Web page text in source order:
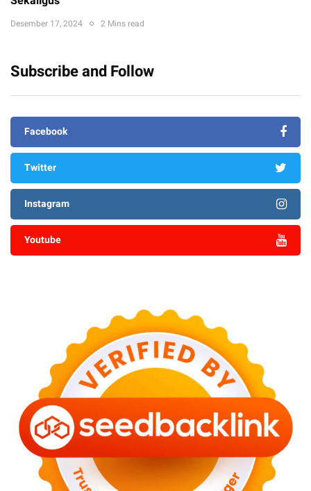
Desember 17, 2024 2 Mins read
Subscribe and Follow
Facebook
Twitter
Instagram
Youtube